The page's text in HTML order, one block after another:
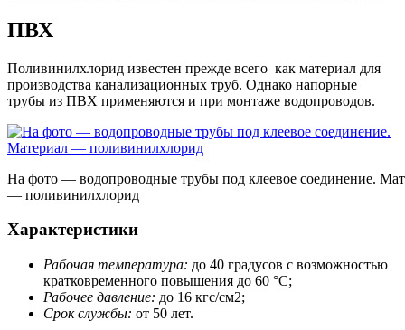
ПВХ
Поливинилхлорид известен прежде всего как материал для
производства канализационных труб. Однако напорные
трубы из ПВХ применяются и при монтаже водопроводов.
На фото — водопроводные трубы под клеевое соединение.
— поливинилхлорид
Характеристики
Рабочая температура: до 40 градусов с возможностью
кратковременного повышения до 60 °С;
Рабочее давление: до 16 кгс/см2;
Срок службы: от 50 лет.